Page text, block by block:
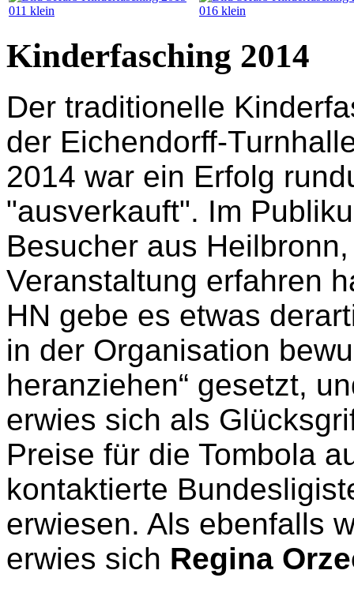
Kinderfasching 2014
Der traditionelle
der Eichendorff-
2014 war ein Erfolg
"ausverkauft". Im
Besucher aus
Veranstaltung erfahren
HN gebe es etwas
in der Organisation
heranziehen“ gesetzt,
erwies sich als
Preise für die Tombola
kontaktierte
erwiesen. Als ebenfalls
erwies sich Regina